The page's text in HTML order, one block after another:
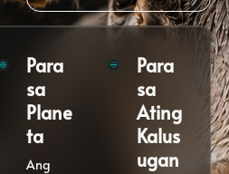
Para
sa
Plane
ta
Ang
Para
sa
Ating
Kalus
ugan